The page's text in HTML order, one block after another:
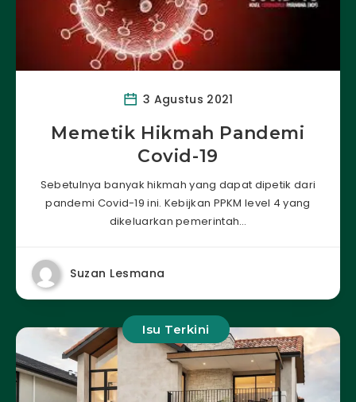
3 Agustus 2021
Memetik Hikmah Pandemi
Covid-19
Sebetulnya banyak hikmah yang dapat dipetik dari
pandemi Covid-19 ini. Kebijkan PPKM level 4 yang
dikeluarkan pemerintah…
Suzan Lesmana
Isu Terkini